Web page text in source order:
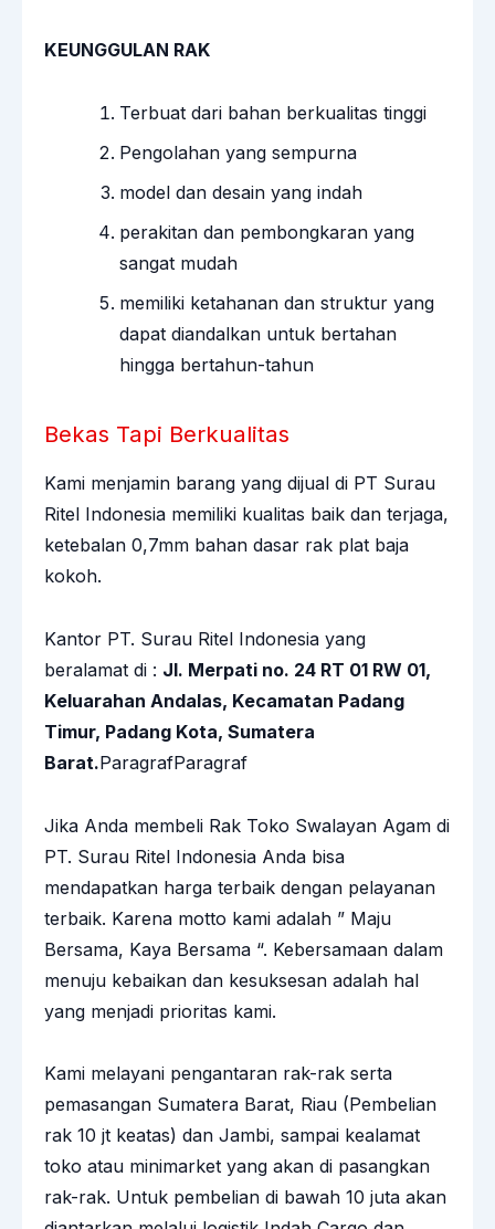
KEUNGGULAN RAK
Terbuat dari bahan berkualitas tinggi
Pengolahan yang sempurna
model dan desain yang indah
perakitan dan pembongkaran yang
sangat mudah
memiliki ketahanan dan struktur yang
dapat diandalkan untuk bertahan
hingga bertahun-tahun
Bekas Tapi Berkualitas
Kami menjamin barang yang dijual di PT Surau
Ritel Indonesia memiliki kualitas baik dan terjaga,
ketebalan 0,7mm bahan dasar rak plat baja
kokoh.
Kantor PT. Surau Ritel Indonesia yang
beralamat di : Jl. Merpati no. 24 RT 01 RW 01,
Keluarahan Andalas, Kecamatan Padang
Timur, Padang Kota, Sumatera
Barat.ParagrafParagraf
Jika Anda membeli Rak Toko Swalayan Agam di
PT. Surau Ritel Indonesia Anda bisa
mendapatkan harga terbaik dengan pelayanan
terbaik. Karena motto kami adalah ” Maju
Bersama, Kaya Bersama “. Kebersamaan dalam
menuju kebaikan dan kesuksesan adalah hal
yang menjadi prioritas kami.
Kami melayani pengantaran rak-rak serta
pemasangan Sumatera Barat, Riau (Pembelian
rak 10 jt keatas) dan Jambi, sampai kealamat
toko atau minimarket yang akan di pasangkan
rak-rak. Untuk pembelian di bawah 10 juta akan